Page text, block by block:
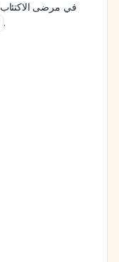
في مرضى الاكتئاب
.